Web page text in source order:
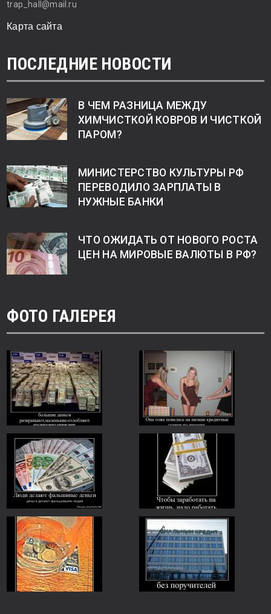
trap_hall@mail.ru
Карта сайта
ПОСЛЕДНИЕ НОВОСТИ
В ЧЕМ РАЗНИЦА МЕЖДУ
ХИМЧИСТКОЙ КОВРОВ И ЧИСТКОЙ
ПАРОМ?
МИНИСТЕРСТВО КУЛЬТУРЫ РФ
ПЕРЕВОДИЛО ЗАРПЛАТЫ В
НУЖНЫЕ БАНКИ
ЧТО ОЖИДАТЬ ОТ НОВОГО РОСТА
ЦЕН НА МИРОВЫЕ ВАЛЮТЫ В РФ?
ФОТО ГАЛЕРЕЯ